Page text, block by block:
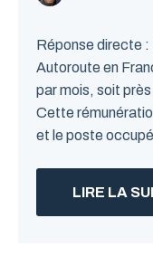
Réponse directe :
Autoroute en
par mois, soit
Cette
et le poste
LIRE LA